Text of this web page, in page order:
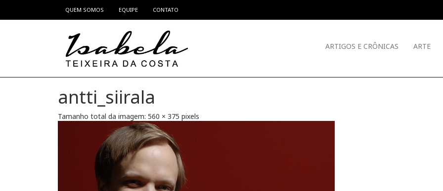
Pular para o conteúdo
QUEM SOMOS EQUIPE CONTATO
ARTIGOS E CRÔNICAS ARTE
antti_siirala
Tamanho total da imagem: 560 × 375 pixels